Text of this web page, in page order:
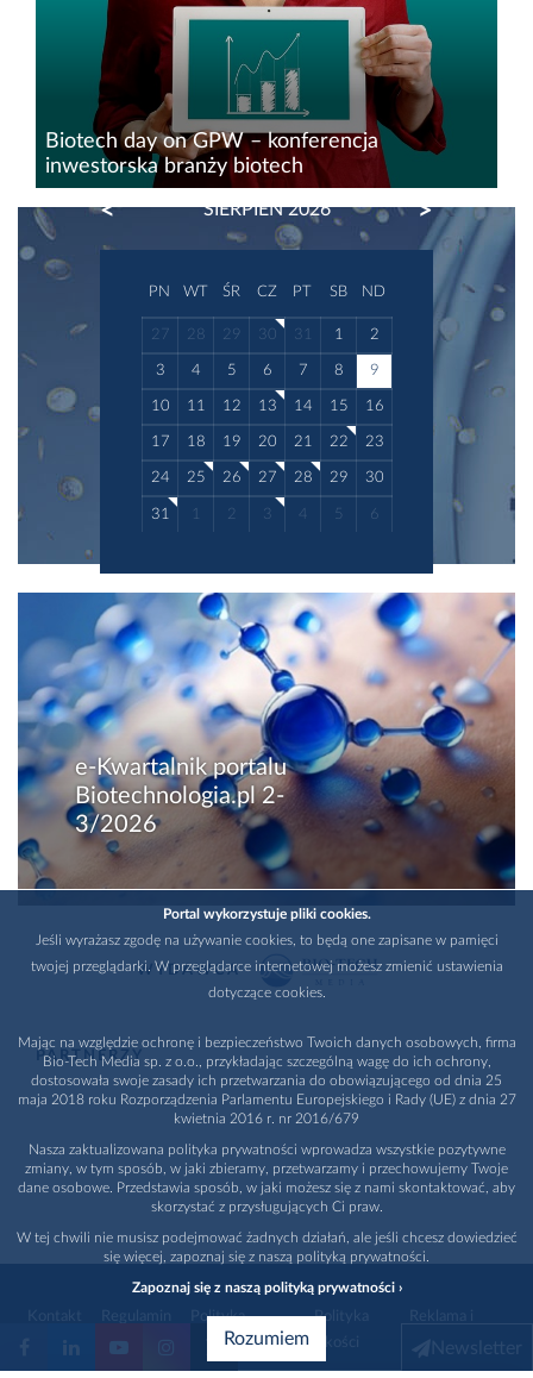
postaci plastrów, bez...
Biotech day on GPW – konferencja
inwestorska branży biotech
6 grudnia 2022 r. rusza pierwsza konferencja
inwestorska branży biotech – Kierunek
biotechnologia – potencjał dla gospodarki,
szanse dla innowacyjnych spółek
biotechnologicznych. Celem projektu jest...
SIERPIEŃ 2026
PREVIOUS NEXT
PN WT ŚR CZ PT SB ND
27 28 29 30 31 1 2
3 4 5 6 7 8 9
10 11 12 13 14 15 16
17 18 19 20 21 22 23
24 25 26 27 28 29 30
31 1 2 3 4 5 6
e-Kwartalnik portalu
Biotechnologia.pl 2-
3/2026
WYDAWCA
PARTNERZY
Polityka
prywatności
Polityka
promocja
Portal wykorzystuje pliki cookies.
Jeśli wyrażasz zgodę na używanie cookies, to będą one zapisane w pamięci
twojej przeglądarki. W przeglądarce internetowej możesz zmienić ustawienia
dotyczące cookies.
Mając na względzie ochronę i bezpieczeństwo Twoich danych osobowych, firma
Bio-Tech Media sp. z o.o., przykładając szczególną wagę do ich ochrony,
dostosowała swoje zasady ich przetwarzania do obowiązującego od dnia 25
maja 2018 roku Rozporządzenia Parlamentu Europejskiego i Rady (UE) z dnia 27
kwietnia 2016 r. nr 2016/679
Nasza zaktualizowana polityka prywatności wprowadza wszystkie pozytywne
zmiany, w tym sposób, w jaki zbieramy, przetwarzamy i przechowujemy Twoje
dane osobowe. Przedstawia sposób, w jaki możesz się z nami skontaktować, aby
skorzystać z przysługujących Ci praw.
W tej chwili nie musisz podejmować żadnych działań, ale jeśli chcesz dowiedzieć
się więcej, zapoznaj się z naszą polityką prywatności.
Zapoznaj się z naszą polityką prywatności ›
Rozumiem Newsletter